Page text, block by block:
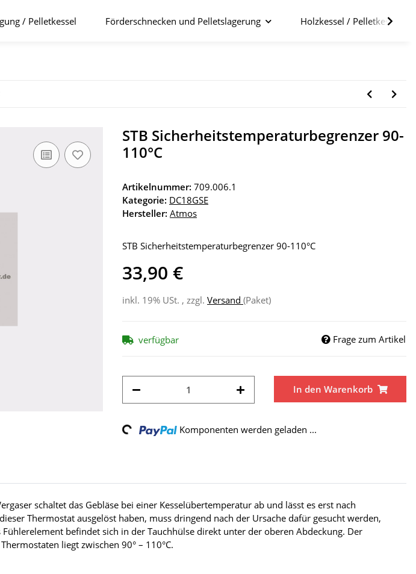
/ Pelletkessel Förderschnecken und Pelletslagerung Holzkessel / Pelletkessel
STB Sicherheitstemperaturbegrenzer 90-
110°C
Artikelnummer: 709.006.1
Kategorie: DC18GSE
Hersteller: Atmos
STB Sicherheitstemperaturbegrenzer 90-110°C
33,90 €
inkl. 19% USt. , zzgl. Versand (Paket)
verfügbar Frage zum Artikel
In den Warenkorb
Loading... Komponenten werden geladen ...
schaltet das Gebläse bei einer Kesselübertemperatur ab und lässt es erst nach
Thermostat ausgelöst haben, muss dringend nach der Ursache dafür gesucht werden,
befindet sich in der Tauchhülse direkt unter der oberen Abdeckung. Der
liegt zwischen 90° – 110°C.